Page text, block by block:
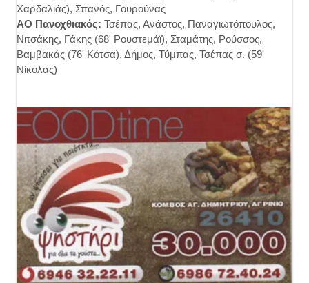
Χαρδαλιάς), Σπανός, Γουρούνας
ΑΟ Πανοχθιακός: Τσέπας, Ανάστος, Παναγιωτόπουλος,
Νιτσάκης, Γάκης (68' Ρουστεμάϊ), Σταμάτης, Ρούσσος,
Βαμβακάς (76' Κότσα), Δήμος, Τύμπας, Τσέπας σ. (59'
Νίκολας)